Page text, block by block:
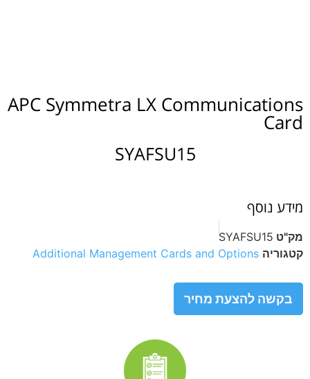
APC Symmetra LX Communications
Card
SYAFSU15
מידע נוסף
מק"ט SYAFSU15
קטגוריה Additional Management Cards and Options
בקשה להצעת מחיר